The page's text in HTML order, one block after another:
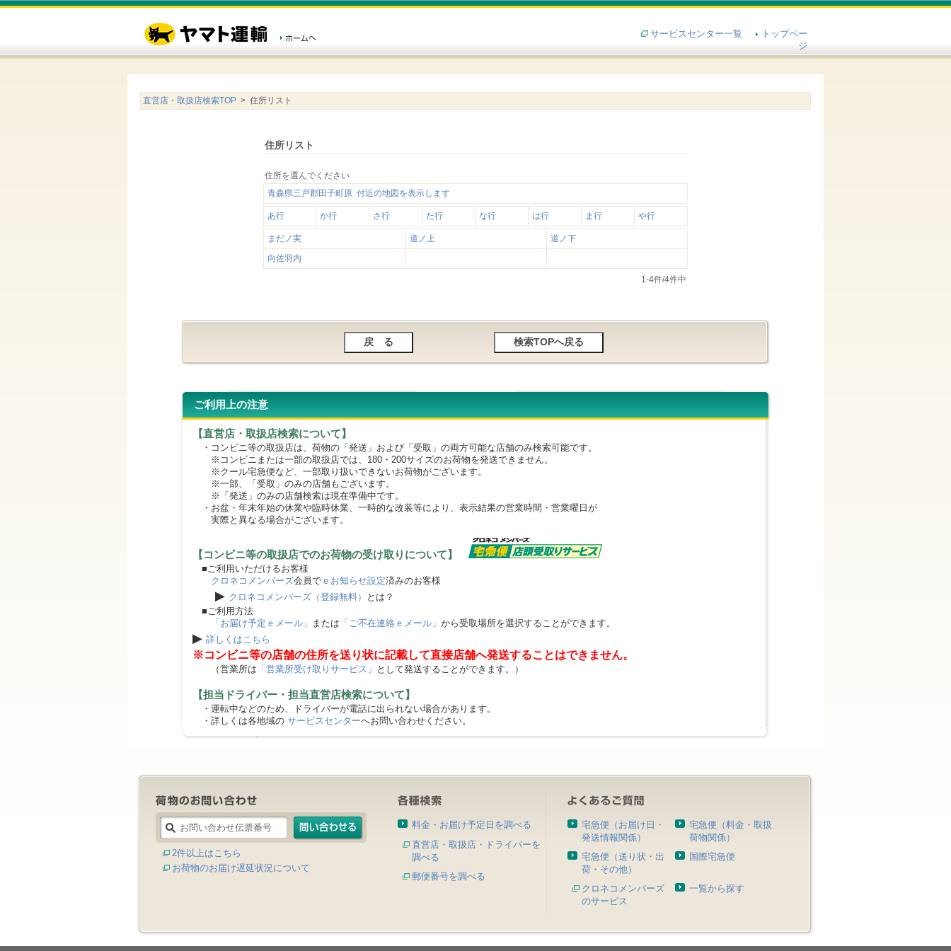
サービスセンター一覧
トップペー
ジ
直営店・取扱店検索TOP > 住所リスト
住所リスト
住所を選んでください
青森県三戸郡田子町原 付近の地図を表示します
あ行 か行 さ行 た行 な行 は行 ま行 や行
まだノ実 道ノ上
道ノ下
向佐羽内
1-4件/4件中
ご利用上の注意
【直営店・取扱店検索について】
・コンビニ等の取扱店は、荷物の「発送」および「受取」の両方可能な店舗のみ検索可能です。
※コンビニまたは一部の取扱店では、180・200サイズのお荷物を発送できません。
※クール宅急便など、一部取り扱いできないお荷物がございます。
※一部、「受取」のみの店舗もございます。
※「発送」のみの店舗検索は現在準備中です。
・お盆・年末年始の休業や臨時休業、一時的な改装等により、表示結果の営業時間・営業曜日が
実際と異なる場合がございます。
【コンビニ等の取扱店でのお荷物の受け取りについて】
■ご利用いただけるお客様
クロネコメンバーズ会員で ｅお知らせ設定済みのお客様
▶ クロネコメンバーズ（登録無料）
とは？
■ご利用方法
「お届け予定ｅメール」 または 「ご不在連絡ｅメール」 から受取場所を選択することができます。
▶ 詳しくはこちら
※コンビニ等の店舗の住所を送り状に記載して直接店舗へ発送することはできません。
（営業所は 「営業所受け取りサービス」 として発送することができます。）
【担当ドライバー・担当直営店検索について】
・運転中などのため、ドライバーが電話に出られない場合があります。
・詳しくは各地域の サービスセンターへお問い合わせください。
2件以上はこちら
お荷物のお届け遅延状況について
料金・お届け予定日を調べる
直営店・取扱店・ドライバーを
調べる
郵便番号を調べる
宅急便（お届け日・
発送情報関係）
宅急便（料金・取扱
荷物関係）
宅急便（送り状・出
荷・その他）
国際宅急便
クロネコメンバーズ
のサービス
一覧から探す